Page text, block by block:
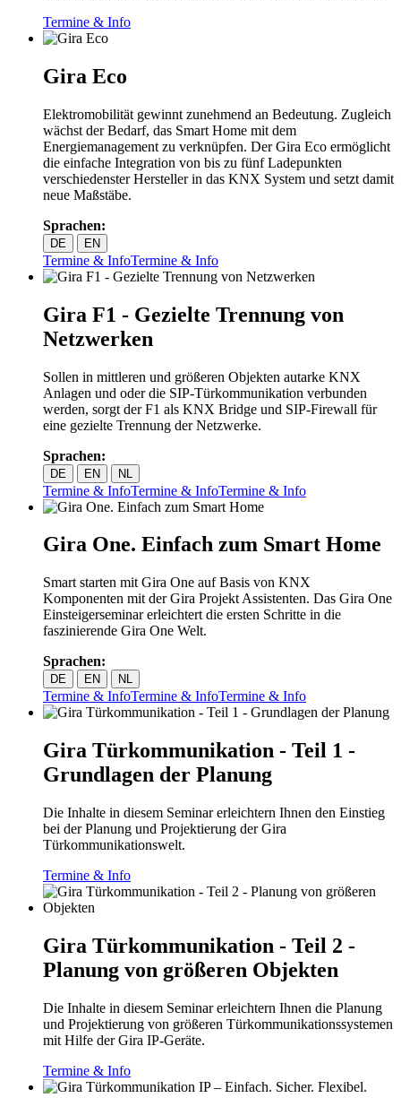
Termine & Info
Gira Eco
Elektromobilität gewinnt zunehmend an Bedeutung. Zugleich
wächst der Bedarf, das Smart Home mit dem
Energiemanagement zu verknüpfen. Der Gira Eco ermöglicht
die einfache Integration von bis zu fünf Ladepunkten
verschiedenster Hersteller in das KNX System und setzt damit
neue Maßstäbe.
Sprachen:
DE EN
Termine & InfoTermine & Info
Gira F1 - Gezielte Trennung von
Netzwerken
Sollen in mittleren und größeren Objekten autarke KNX
Anlagen und oder die SIP-Türkommunikation verbunden
werden, sorgt der F1 als KNX Bridge und SIP-Firewall für
eine gezielte Trennung der Netzwerke.
Sprachen:
DE EN NL
Termine & InfoTermine & InfoTermine & Info
Gira One. Einfach zum Smart Home
Smart starten mit Gira One auf Basis von KNX
Komponenten mit der Gira Projekt Assistenten. Das Gira One
Einsteigerseminar erleichtert die ersten Schritte in die
faszinierende Gira One Welt.
Sprachen:
DE EN NL
Termine & InfoTermine & InfoTermine & Info
Gira Türkommunikation - Teil 1 -
Grundlagen der Planung
Die Inhalte in diesem Seminar erleichtern Ihnen den Einstieg
bei der Planung und Projektierung der Gira
Türkommunikationswelt.
Termine & Info
Gira Türkommunikation - Teil 2 -
Planung von größeren Objekten
Die Inhalte in diesem Seminar erleichtern Ihnen die Planung
und Projektierung von größeren Türkommunikationssystemen
mit Hilfe der Gira IP-Geräte.
Termine & Info